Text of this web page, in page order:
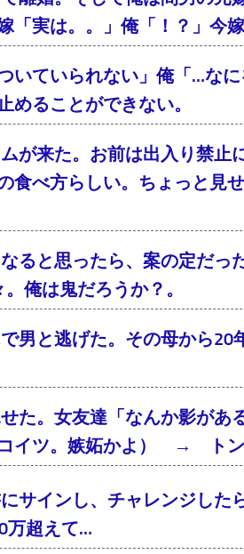
は。。」俺「！？」今嫁
いていられない」俺「…な
めることができない。
が来た。お前は出入り禁止
食べ方らしい。ちょっと
なると思ったら、案の定
俺は鬼だろうか？。
男と逃げた。その母から
た。女友達「なんか影があ
イツ。嫉妬かよ） → トン
サインし、チャレンジした
万超えて…